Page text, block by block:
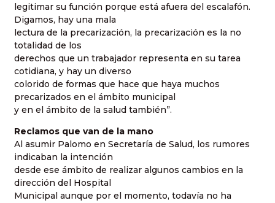
legitimar su función porque está afuera del escalafón.
Digamos, hay una mala
lectura de la precarización, la precarización es la no
totalidad de los
derechos que un trabajador representa en su tarea
cotidiana, y hay un diverso
colorido de formas que hace que haya muchos
precarizados en el ámbito municipal
y en el ámbito de la salud también”.
Reclamos que van de la mano
Al asumir Palomo en Secretaría de Salud, los rumores
indicaban la intención
desde ese ámbito de realizar algunos cambios en la
dirección del Hospital
Municipal aunque por el momento, todavía no ha